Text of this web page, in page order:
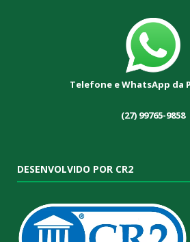
Telefone e WhatsApp da
(27) 99765-9858
DESENVOLVIDO POR CR2